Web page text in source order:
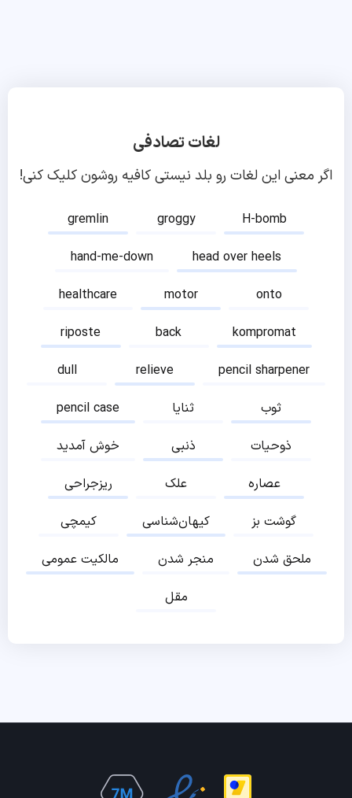
لغات تصادفی
اگر معنی این لغات رو بلد نیستی کافیه روشون کلیک کنی!
gremlin groggy
H-bomb
hand-me-down
head over heels
healthcare
motor
onto
riposte
back
kompromat
dull
relieve
pencil sharpener
pencil case
ثنایا
ثوب
خوش آمدید
ذنبی
ذوحیات
ریزجراحی
علک
عصاره
کیمچی
کیهان‌شناسی
گوشت بز
مالکیت عمومی
منجر شدن
ملحق شدن
مقل